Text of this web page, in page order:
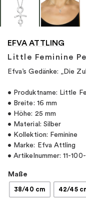
EFVA ATTLING
Little Feminine
Efva’s Gedänke: „Die
• Produktname: Little
• Breite: 16 mm
• Höhe: 25 mm
• Material: Silber
• Kollektion: Feminine
• Marke: Efva Attling
• Artikelnummer: 11-
Maße
38/40 cm 42/45